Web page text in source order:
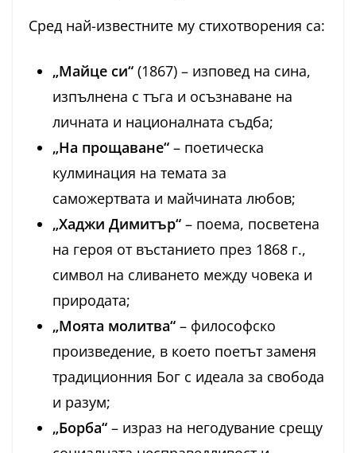
Сред най-известните му стихотворения са:
„Майце си“ (1867) – изповед на сина,
изпълнена с тъга и осъзнаване на
личната и националната съдба;
„На прощаване“ – поетическа
кулминация на темата за
саможертвата и майчината любов;
„Хаджи Димитър“ – поема, посветена
на героя от въстанието през 1868 г.,
символ на сливането между човека и
природата;
„Моята молитва“ – философско
произведение, в което поетът заменя
традиционния Бог с идеала за свобода
и разум;
„Борба“ – израз на негодувание срещу